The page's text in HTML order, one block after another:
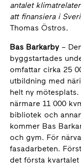
antalet
att finansiera i
Thomas Östros.
Bas Barkarby–
byggstartades
omfattar cirka 25
utbildning med
helt ny
närmare 11 000
bibliotek och
kommer Bas
och gym. För
fasadarbeten.
det första